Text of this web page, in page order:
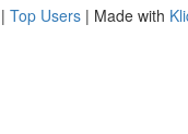
| Top Users | Made with